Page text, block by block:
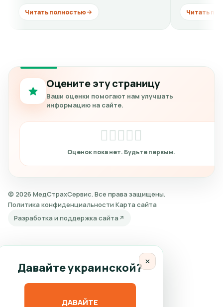
полностью Читать полностью
Оцените эту страницу
Ваши оценки помогают нам улучшать
информацию на сайте.
© 2026 МедСтрахСервис. Все права защищены.
Политика конфиденциальности Карта сайта
Разработка и поддержка сайта
×
Давайте украинской?
ДАВАЙТЕ